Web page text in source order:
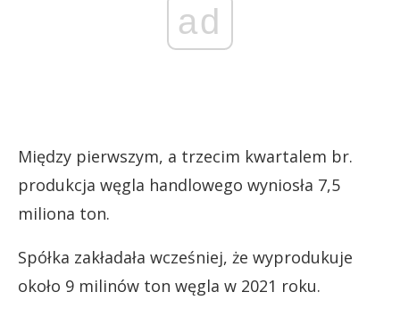
ad
Między pierwszym, a trzecim kwartalem br.
produkcja węgla handlowego wyniosła 7,5
miliona ton.
Spółka zakładała wcześniej, że wyprodukuje
około 9 milinów ton węgla w 2021 roku.